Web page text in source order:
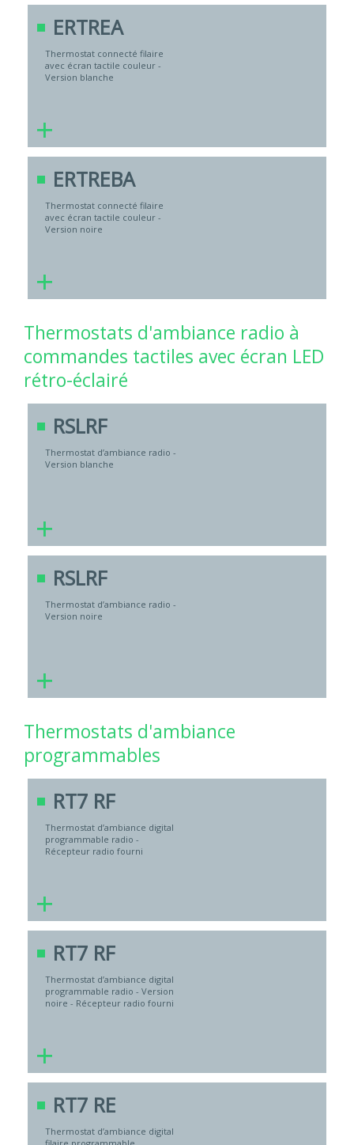
ERTREA
Thermostat connecté filaire
avec écran tactile couleur -
Version blanche
+
ERTREBA
Thermostat connecté filaire
avec écran tactile couleur -
Version noire
+
Thermostats d'ambiance radio à
commandes tactiles avec écran LED
rétro-éclairé
RSLRF
Thermostat d’ambiance radio -
Version blanche
+
RSLRF
Thermostat d’ambiance radio -
Version noire
+
Thermostats d'ambiance
programmables
RT7 RF
Thermostat d’ambiance digital
programmable radio -
Récepteur radio fourni
+
RT7 RF
Thermostat d’ambiance digital
programmable radio - Version
noire - Récepteur radio fourni
+
RT7 RE
Thermostat d’ambiance digital